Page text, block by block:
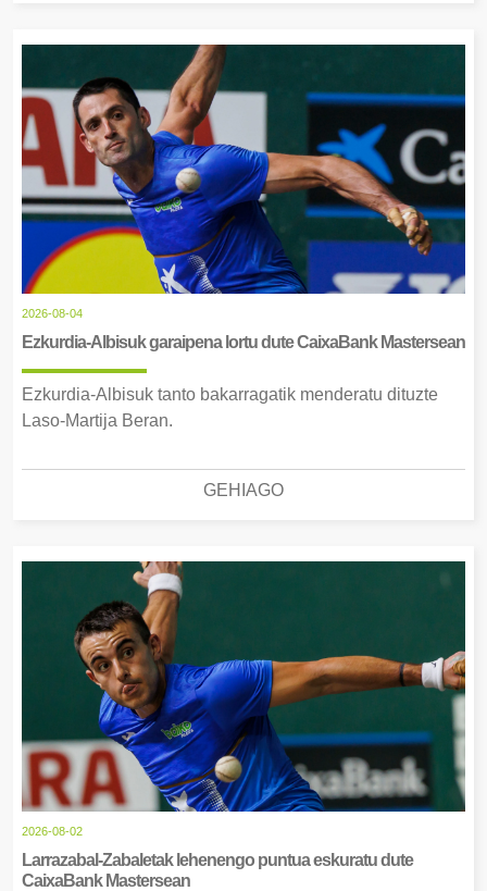
2026-08-04
Ezkurdia-Albisuk garaipena lortu dute CaixaBank Mastersean
Ezkurdia-Albisuk tanto bakarragatik menderatu dituzte
Laso-Martija Beran.
GEHIAGO
2026-08-02
Larrazabal-Zabaletak lehenengo puntua eskuratu dute
CaixaBank Mastersean